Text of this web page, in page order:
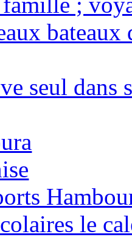
bateaux
seul dans
le